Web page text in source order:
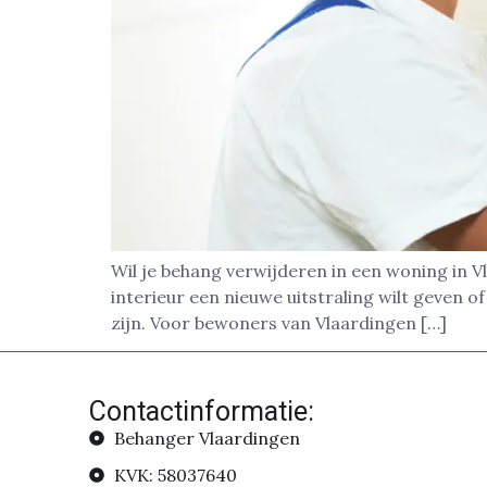
Wil je behang verwijderen in een woning in
interieur een nieuwe uitstraling wilt geven
zijn. Voor bewoners van Vlaardingen […]
Contactinformatie:
Behanger Vlaardingen
KVK: 58037640